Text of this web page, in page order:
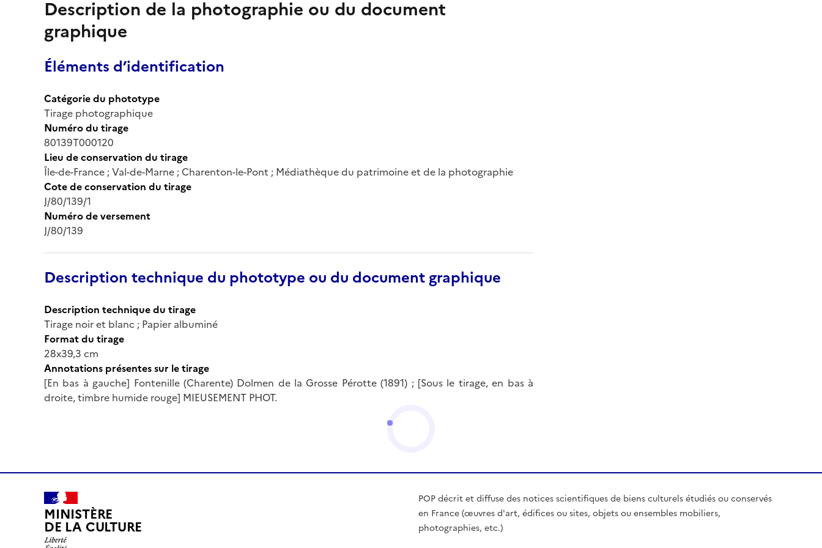
Description de la photographie ou du document
graphique
Éléments d’identification
Catégorie du phototype
Tirage photographique
Numéro du tirage
80139T000120
Lieu de conservation du tirage
Île-de-France ; Val-de-Marne ; Charenton-le-Pont ; Médiathèque du patrimoine et de la photographie
Cote de conservation du tirage
J/80/139/1
Numéro de versement
J/80/139
Description technique du phototype ou du document graphique
Description technique du tirage
Tirage noir et blanc ; Papier albuminé
Format du tirage
28x39,3 cm
Annotations présentes sur le tirage
[En bas à gauche] Fontenille (Charente) Dolmen de la Grosse Pérotte (1891) ; [Sous le tirage, en bas à
droite, timbre humide rouge] MIEUSEMENT PHOT.
MINISTÈRE
DE LA CULTURE
POP décrit et diffuse des notices scientifiques de biens culturels étudiés ou conservés
en France (œuvres d'art, édifices ou sites, objets ou ensembles mobiliers,
photographies, etc.)